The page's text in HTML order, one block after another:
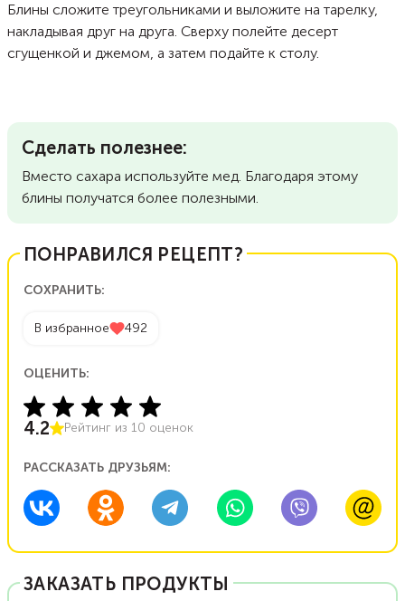
Блины сложите треугольниками и выложите на тарелку,
накладывая друг на друга. Сверху полейте десерт
сгущенкой и джемом, а затем подайте к столу.
Сделать полезнее:
Вместо сахара используйте мед. Благодаря этому
блины получатся более полезными.
ПОНРАВИЛСЯ РЕЦЕПТ?
СОХРАНИТЬ:
В избранное 492
ОЦЕНИТЬ:
4.2 Рейтинг из 10 оценок
РАССКАЗАТЬ ДРУЗЬЯМ:
ЗАКАЗАТЬ ПРОДУКТЫ